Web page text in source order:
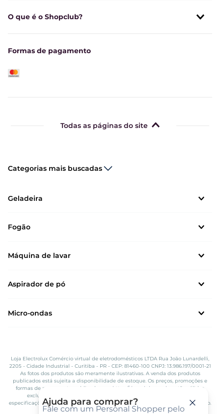
Ajuda para comprar?
Fale com um Personal Shopper pelo
O que é o Shopclub?
Formas de pagamento
Todas as páginas do site
Categorias mais buscadas
Geladeira
Fogão
Máquina de lavar
Aspirador de pó
Micro-ondas
Loja Electrolux Comércio virtual de eletrodomésticos LTDA Rua João Lunardelli,
2205 - Cidade Industrial - Curitiba - PR - CEP: 81460-100 CNPJ: 13.986.197/0001-21
As fotos dos produtos são meramente ilustrativas. A venda dos produtos
publicados está sujeita a disponibilidade de estoque. Os preços, promoções e
formas de pagamento publicados em https://shopclub.com.br
estão válidos
exclusivamente para compra via site no endereço mencionado. As
especificações técnicas e descrições estão sujeitas a alterações sem aviso prévio.